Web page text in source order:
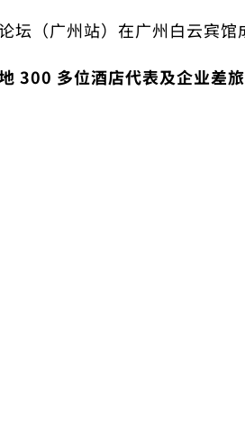
（广州站）在广州白云宾馆
300 多位酒店代表及企业差